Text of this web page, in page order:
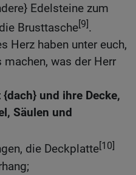
Edelsteine zum
Brusttasche[9].
Herz haben unter euch,
was der Herr
und ihre Decke,
Säulen und
die Deckplatte[10]